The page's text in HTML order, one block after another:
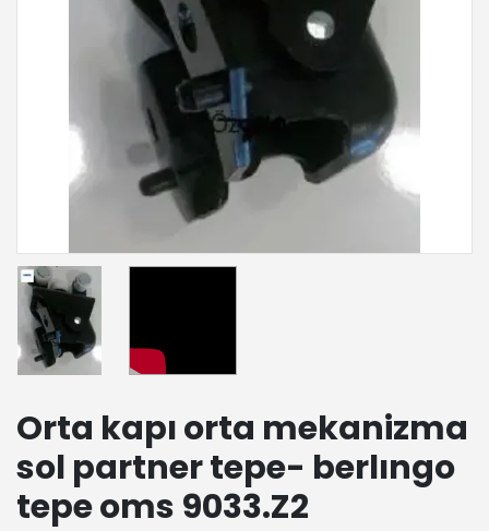
Orta kapı orta mekanizma
sol partner tepe- berlıngo
tepe oms 9033.Z2